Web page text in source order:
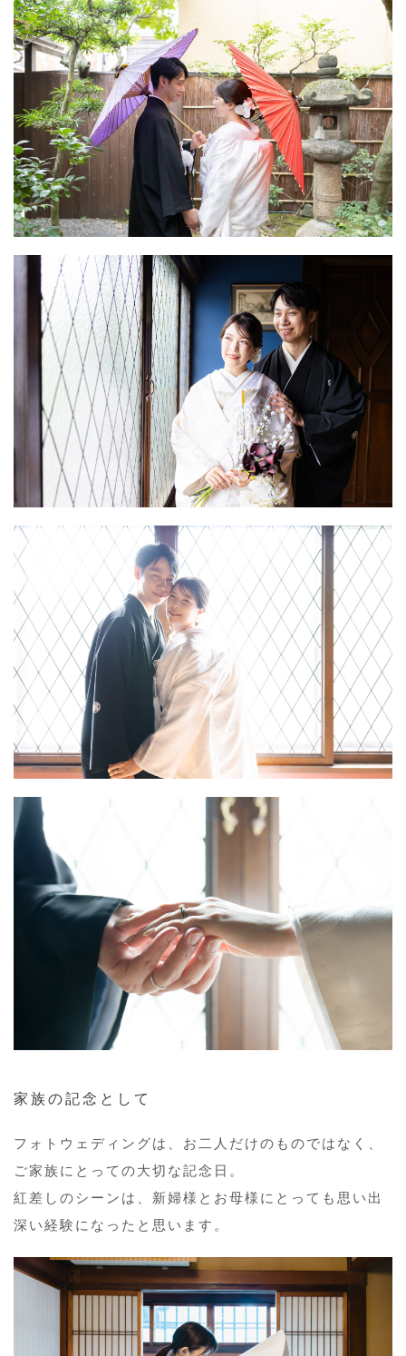
家族の記念として
フォトウェディングは、お二人だけのものではなく、
ご家族にとっての大切な記念日。
紅差しのシーンは、新婦様とお母様にとっても思い出
深い経験になったと思います。